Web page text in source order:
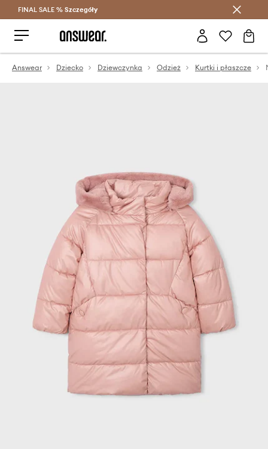
Oszczędzaj z Answear Club >
FINAL SALE % Szczegóły
Answear Dziecko Dziewczynka Odzież Kurtki i płaszcze